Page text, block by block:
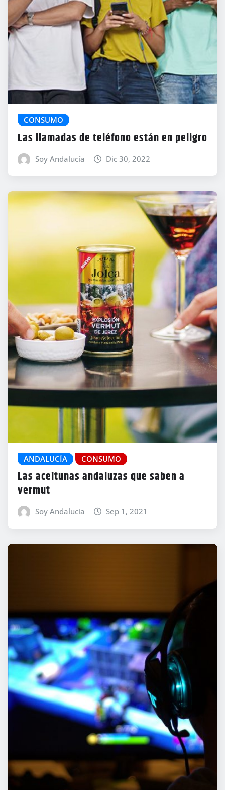
CONSUMO
Las llamadas de teléfono están en peligro
Soy Andalucía Dic 30, 2022
ANDALUCÍA CONSUMO
Las aceitunas andaluzas que saben a
vermut
Soy Andalucía Sep 1, 2021